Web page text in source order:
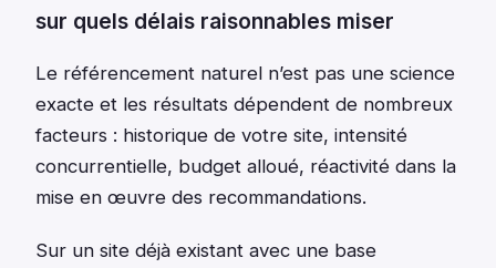
sur quels délais raisonnables miser
Le référencement naturel n’est pas une science
exacte et les résultats dépendent de nombreux
facteurs : historique de votre site, intensité
concurrentielle, budget alloué, réactivité dans la
mise en œuvre des recommandations.
Sur un site déjà existant avec une base